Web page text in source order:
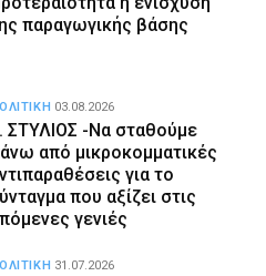
παραγωγικής βάσης
ΣΤΥΛΙΟΣ -Να σταθούμε
από μικροκομματικές
για το
που αξίζει στις
γενιές
03.08.2026
31.07.2026